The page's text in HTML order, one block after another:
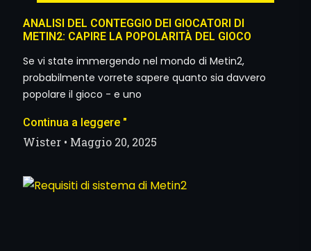
ANALISI DEL CONTEGGIO DEI GIOCATORI DI
METIN2: CAPIRE LA POPOLARITÀ DEL GIOCO
Se vi state immergendo nel mondo di Metin2,
probabilmente vorrete sapere quanto sia davvero
popolare il gioco - e uno
Continua a leggere "
Wister Maggio 20, 2025